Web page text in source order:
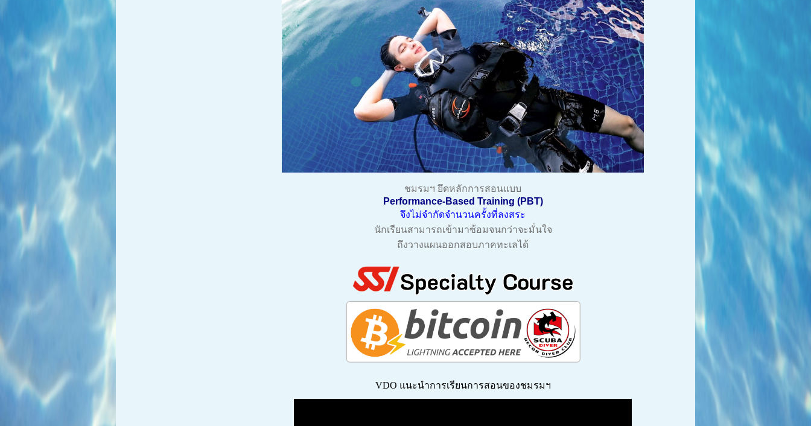
ชมรมฯ ยึดหลักการสอนแบบ
Performance-Based Training (PBT)
จึงไม่จำกัดจำนวนครั้งที่ลงสระ
นักเรียนสามารถเข้ามาซ้อมจนกว่าจะมั่นใจ
ถึงวางแผนออกสอบภาคทะเลได้
VDO แนะนำการเรียนการสอนของชมรมฯ